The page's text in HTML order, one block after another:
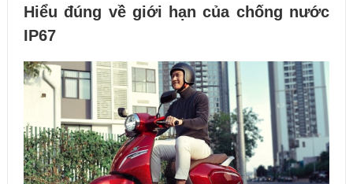
Hiểu đúng về giới hạn của chống nước
IP67